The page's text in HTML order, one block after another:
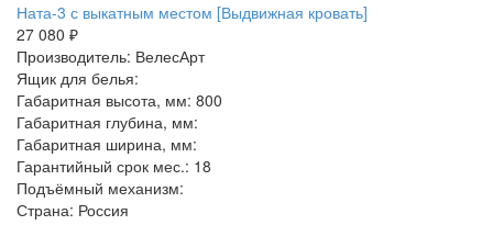
Ната-3 с выкатным местом [Выдвижная кровать]
27 080 ₽
Производитель: ВелесАрт
Ящик для белья:
Габаритная высота, мм: 800
Габаритная глубина, мм:
Габаритная ширина, мм:
Гарантийный срок мес.: 18
Подъёмный механизм:
Страна: Россия